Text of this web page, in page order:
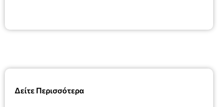
Δείτε Περισσότερα